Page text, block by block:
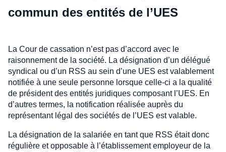
commun des entités de l’UES
La Cour de cassation n’est pas d’accord avec le
raisonnement de la société. La désignation d’un délégué
syndical ou d’un RSS au sein d’une UES est valablement
notifiée à une seule personne lorsque celle-ci a la qualité
de président des entités juridiques composant l’UES. En
d’autres termes, la notification réalisée auprès du
représentant légal des sociétés de l’UES est valable.
La désignation de la salariée en tant que RSS était donc
régulière et opposable à l’établissement employeur de la